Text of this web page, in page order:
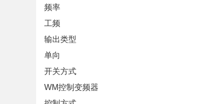
频率
工频
输出类型
单向
开关方式
WM控制变频器